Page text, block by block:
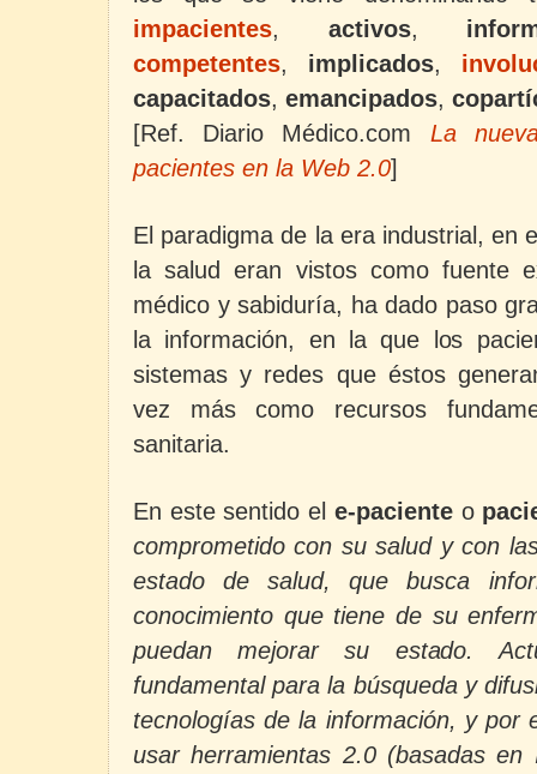
impacientes, activos,
competentes, implicados,
capacitados, emancipados,
[Ref. Diario Médico.com La
pacientes en la Web 2.0]
El paradigma de la era industrial, en
la salud eran vistos como fuente
médico y sabiduría, ha dado paso
la información, en la que los
sistemas y redes que éstos
vez más como recursos
sanitaria.
En este sentido el e-paciente o
comprometido con su salud y con
estado de salud, que busca
conocimiento que tiene de su
puedan mejorar su estado.
fundamental para la búsqueda y
tecnologías de la información, y por
usar herramientas 2.0 (basadas